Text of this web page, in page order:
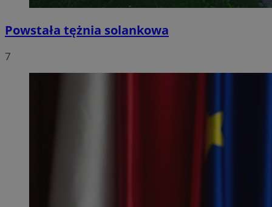
Powstała tężnia solankowa
7